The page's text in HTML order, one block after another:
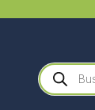
Búsqueda
de
productos